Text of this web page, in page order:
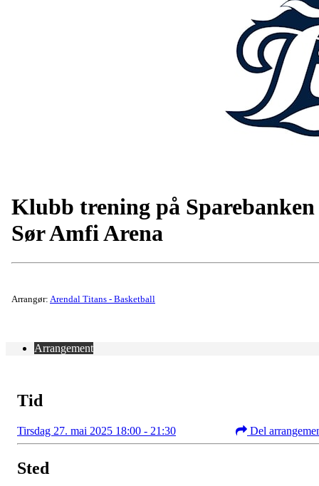
Klubb trening på Sparebanken
Sør Amfi Arena
Arrangør: Arendal Titans - Basketball
Arrangement
Tid
Tirsdag 27. mai 2025 18:00 - 21:30 Del
Sted